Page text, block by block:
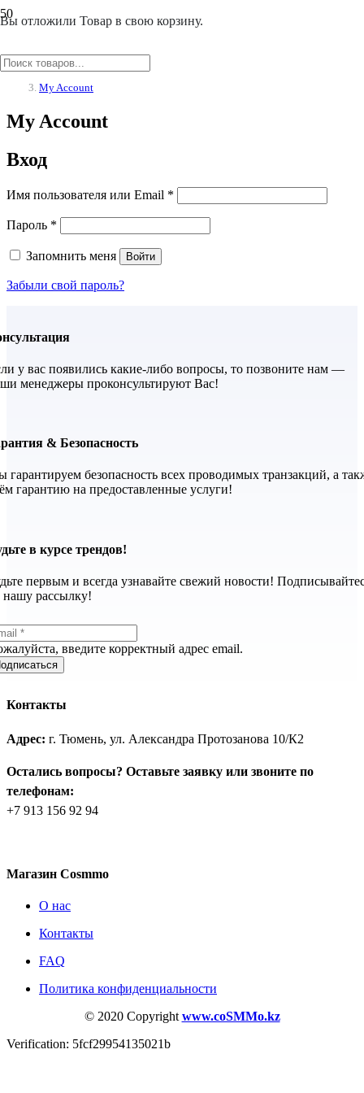
Вы отложили Товар в свою корзину.
Главная
/
My Account
My Account
Вход
Имя пользователя или Email *
Пароль *
Запомнить меня Войти
Забыли свой пароль?
у вас появились какие-либо вопросы, то позвоните нам —
менеджеры проконсультируют Вас!
& Безопасность
гарантируем безопасность всех проводимых транзакций, а
гарантию на предоставленные услуги!
в курсе трендов!
первым и всегда узнавайте свежий новости!
нашу рассылку!
введите корректный адрес email.
Контакты
Адрес: г. Тюмень, ул. Александра Протозанова 10/К2
Остались вопросы? Оставьте заявку или звоните по
телефонам:
+7 913 156 92 94
Магазин Cosmmo
О нас
Контакты
FAQ
Политика конфиденциальности
© 2020 Copyright www.coSMMo.kz
Verification: 5fcf29954135021b